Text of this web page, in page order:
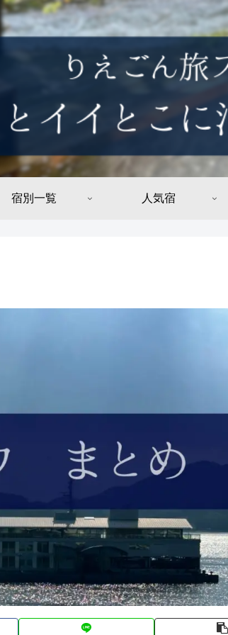
宿別一覧 人気宿